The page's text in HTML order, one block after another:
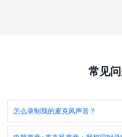
常见
怎么录制我的麦克风声音？